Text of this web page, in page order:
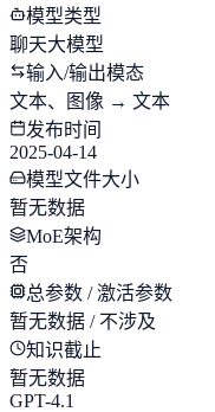
模型类型
聊天大模型
输入/输出模态
文本、图像 → 文本
发布时间
2025-04-14
模型文件大小
暂无数据
MoE架构
否
总参数 / 激活参数
暂无数据 / 不涉及
知识截止
暂无数据
GPT-4.1